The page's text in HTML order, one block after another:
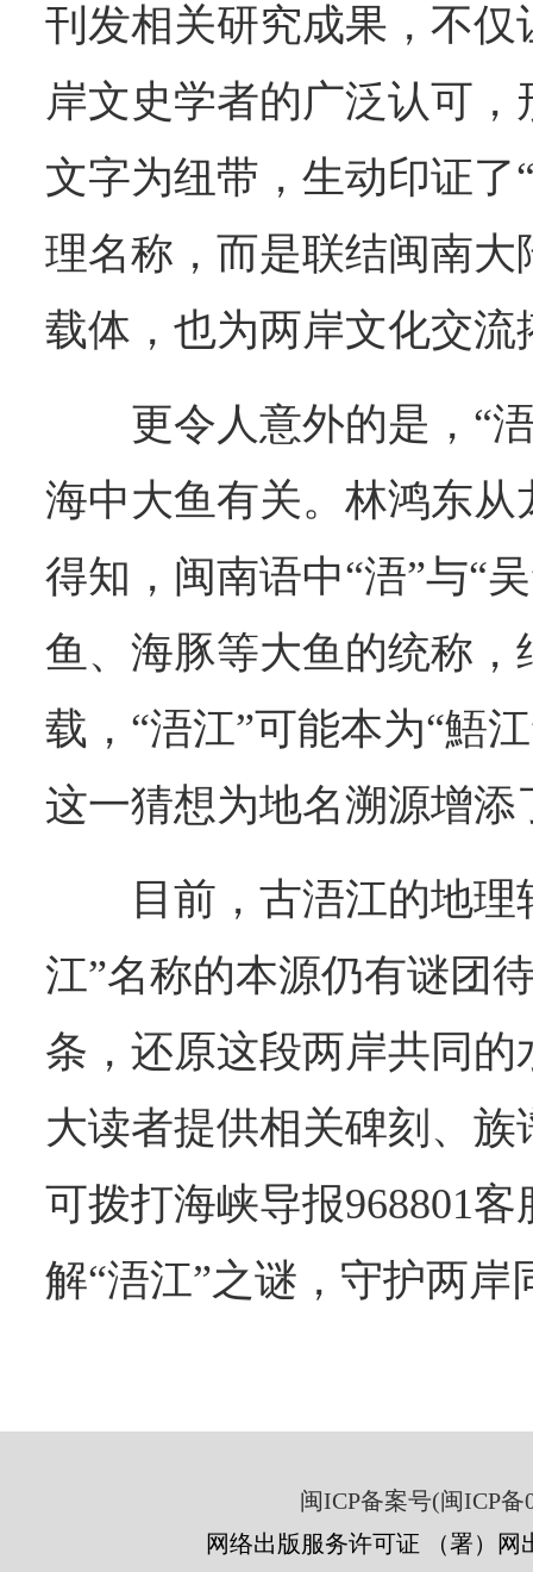
刊发相关研究成果，不仅
岸文史学者的广泛认可
文字为纽带，生动印证了
理名称，而是联结闽南
载体，也为两岸文化交
更令人意外的是，“
海中大鱼有关。林鸿东从
得知，闽南语中“浯”与“
鱼、海豚等大鱼的统称，
载，“浯江”可能本为“鯃
这一猜想为地名溯源增添
目前，古浯江的地
江”名称的本源仍有谜团
条，还原这段两岸共同
大读者提供相关碑刻、
可拨打海峡导报968801
解“浯江”之谜，守护两岸
闽ICP备案号(闽ICP备
网络出版服务许可证 （署）网